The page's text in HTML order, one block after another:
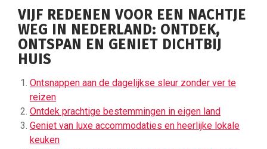
VIJF REDENEN VOOR EEN NACHTJE
WEG IN NEDERLAND: ONTDEK,
ONTSPAN EN GENIET DICHTBIJ
HUIS
Ontsnappen aan de dagelijkse sleur zonder ver te
reizen
Ontdek prachtige bestemmingen in eigen land
Geniet van luxe accommodaties en heerlijke lokale
keuken